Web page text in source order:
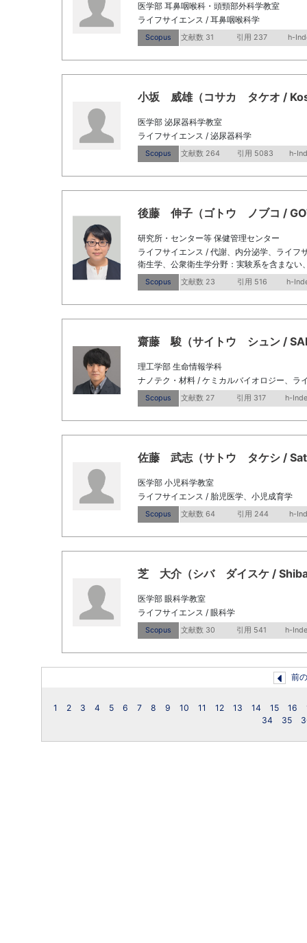
医学部 耳鼻咽喉科・頭頸部外科学教室
ライフサイエンス / 耳鼻咽喉科学
Scopus 文献数 31 引用 237 h-
小坂 威雄（コサカ タケオ /
医学部 泌尿器科学教室
ライフサイエンス / 泌尿器科学
Scopus 文献数 264 引用 5083 h-
後藤 伸子（ゴトウ ノブコ /
研究所・センター等 保健管理センター
ライフサイエンス / 代謝、内分泌学、ライフ
衛生学、公衆衛生学分野：実験系を含まな
Scopus 文献数 23 引用 516 h-
齋藤 駿（サイトウ シュン /
理工学部 生命情報学科
ナノテク・材料 / ケミカルバイオロジー、ラ
Scopus 文献数 27 引用 317 h-
佐藤 武志（サトウ タケシ /
医学部 小児科学教室
ライフサイエンス / 胎児医学、小児成育学
Scopus 文献数 64 引用 244 h-
芝 大介（シバ ダイスケ /
医学部 眼科学教室
ライフサイエンス / 眼科学
Scopus 文献数 30 引用 541 h-
前
1 2 3 4 5 6 7 8 9 10 11 12 13 14 15 16
34
35